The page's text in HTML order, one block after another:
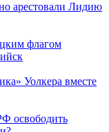
арестовали Лидию
флагом
Уолкера вместе
освободить